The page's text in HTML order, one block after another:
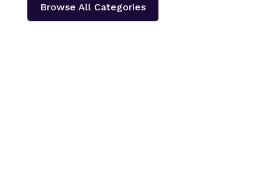
Browse All Categories